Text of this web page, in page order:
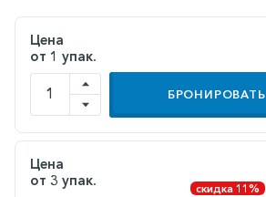
Диабетические
Желудочно-
кишечные
Иммунодепрессанты
Иммуностимуляторы
Цена
от 1 упак.
БРОНИРОВАТЬ
Цена
от 3 упак.
скидка 11%